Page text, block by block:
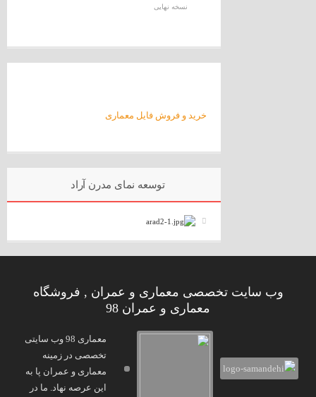
نسخه نهایی
خرید و فروش فایل معماری
توسعه نمای مدرن آراد
وب سایت تخصصی معماری و عمران , فروشگاه
معماری و عمران 98
معماری 98 وب سایتی
تخصصی در زمینه
معماری و عمران پا به
این عرصه نهاد. ما در